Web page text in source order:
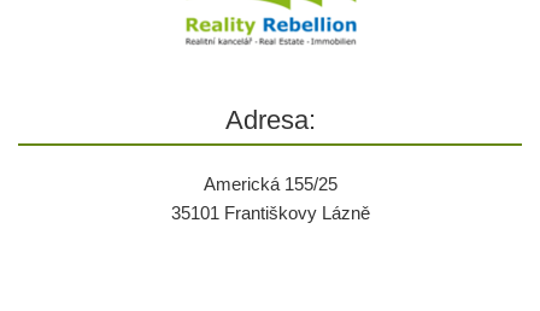
Adresa:
Americká 155/25
35101 Františkovy Lázně